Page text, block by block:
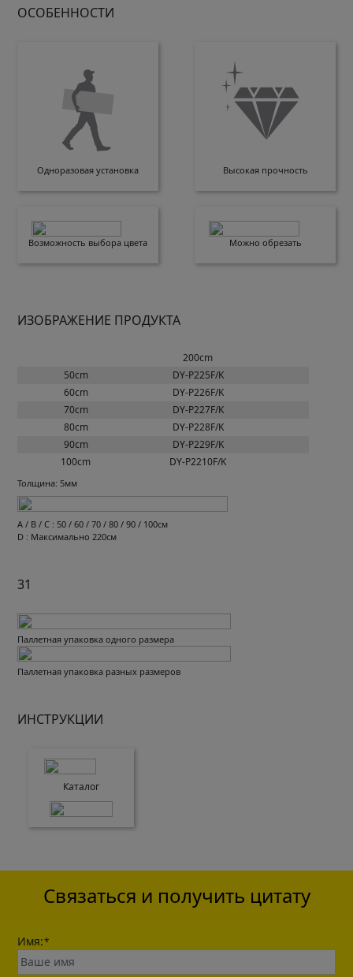
ОСОБЕННОСТИ
Одноразовая установка Высокая прочность
Возможность выбора цвета Можно обрезать
ИЗОБРАЖЕНИЕ ПРОДУКТА
200cm
50cm
DY-P225F/K
60cm
DY-P226F/K
70cm
DY-P227F/K
80cm
DY-P228F/K
90cm
DY-P229F/K
100cm
DY-P2210F/K
Толщина: 5мм
A / B / C : 50 / 60 / 70 / 80 / 90 / 100см
D : Максимально 220см
31
Паллетная упаковка одного размера
Паллетная упаковка разных размеров
ИНСТРУКЦИИ
Каталог
Связаться и получить цитату
Имя:*